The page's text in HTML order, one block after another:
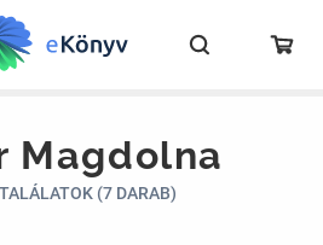
Magdolna
(7 DARAB)